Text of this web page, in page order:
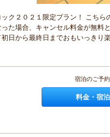
ック２０２１限定プラン！ こち
た場合、キャンセル料金が無料
日から最終日までおもいっきり
宿泊のご予
料金・宿